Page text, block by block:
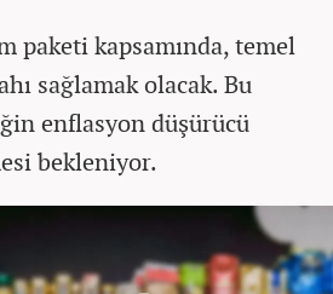
paketi kapsamında, temel
sağlamak olacak. Bu
enflasyon düşürücü
bekleniyor.